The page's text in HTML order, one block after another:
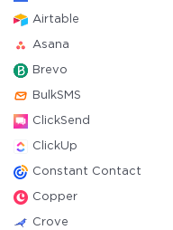
Airtable
Asana
Brevo
BulkSMS
ClickSend
ClickUp
Constant Contact
Copper
Crove